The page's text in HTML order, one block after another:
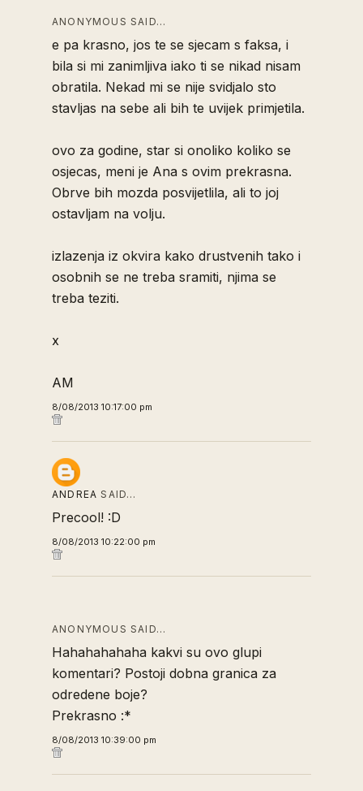
ANONYMOUS SAID…
e pa krasno, jos te se sjecam s faksa, i
bila si mi zanimljiva iako ti se nikad nisam
obratila. Nekad mi se nije svidjalo sto
stavljas na sebe ali bih te uvijek primjetila.
ovo za godine, star si onoliko koliko se
osjecas, meni je Ana s ovim prekrasna.
Obrve bih mozda posvijetlila, ali to joj
ostavljam na volju.
izlazenja iz okvira kako drustvenih tako i
osobnih se ne treba sramiti, njima se
treba teziti.
x
AM
8/08/2013 10:17:00 pm
ANDREA SAID…
Precool! :D
8/08/2013 10:22:00 pm
ANONYMOUS SAID…
Hahahahahaha kakvi su ovo glupi
komentari? Postoji dobna granica za
odredene boje?
Prekrasno :*
8/08/2013 10:39:00 pm